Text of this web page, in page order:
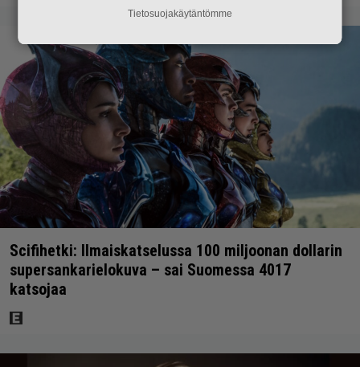
Scifihetki: Ilmaiskatselussa 100 miljoonan dollarin
supersankarielokuva – sai Suomessa 4017
katsojaa
Tietosuojakäytäntömme